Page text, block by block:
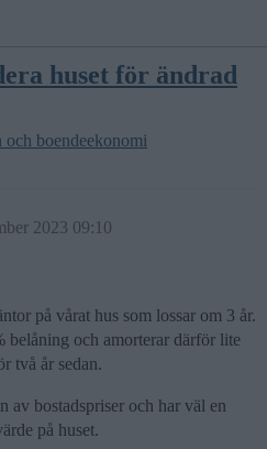
huset för ändrad
och boendeekonomi
2023 09:10
på vårat hus som lossar om 3 år.
belåning och amorterar därför lite
två år sedan.
av bostadspriser och har väl en
på huset.